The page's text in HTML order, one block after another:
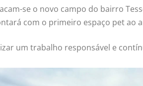
m
se o novo campo do bairro
com o primeiro espaço pet ao
um trabalho responsável e